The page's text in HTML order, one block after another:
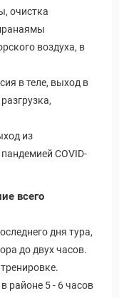
очистка
воздуха, в
в теле, выход в
из
COVID-
всего
дня тура,
до двух часов.
районе 5 - 6 часов